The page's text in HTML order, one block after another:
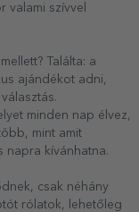
valami szívvel
Találta: a
ajándékot adni,
minden nap élvez,
mint amit
napra kívánhatna.
csak néhány
rólatok, lehetőleg